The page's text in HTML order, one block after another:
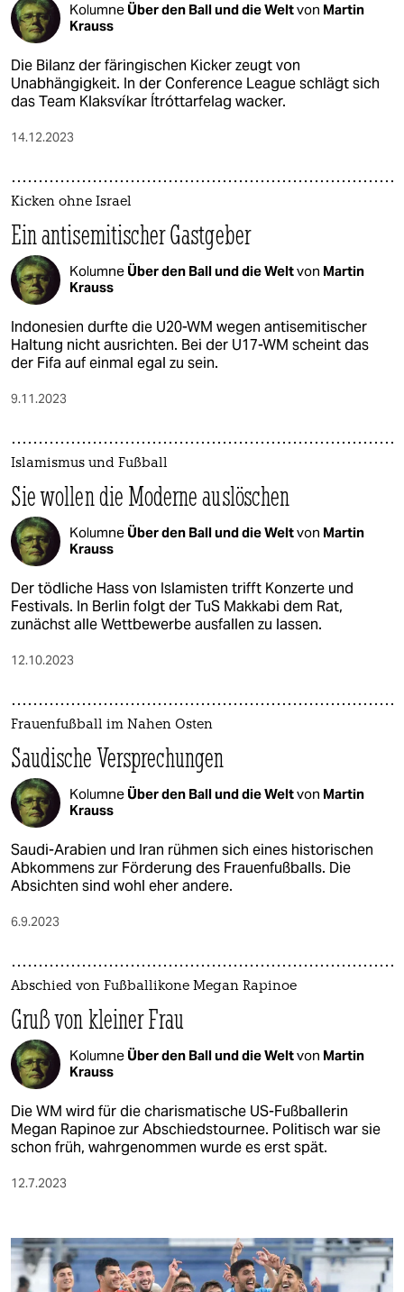
Kolumne Über den Ball und die Weltvon Martin
Krauss
Die Bilanz der färingischen Kicker zeugt von
Unabhängigkeit. In der Conference League schlägt sich
das Team Klaksvíkar Ítróttarfelag wacker.
14.12.2023
Kicken ohne Israel
Ein antisemitischer Gastgeber
Kolumne Über den Ball und die Weltvon Martin
Krauss
Indonesien durfte die U20-WM wegen antisemitischer
Haltung nicht ausrichten. Bei der U17-WM scheint das
der Fifa auf einmal egal zu sein.
9.11.2023
Islamismus und Fußball
Sie wollen die Moderne auslöschen
Kolumne Über den Ball und die Weltvon Martin
Krauss
Der tödliche Hass von Islamisten trifft Konzerte und
Festivals. In Berlin folgt der TuS Makkabi dem Rat,
zunächst alle Wettbewerbe ausfallen zu lassen.
12.10.2023
Frauenfußball im Nahen Osten
Saudische Versprechungen
Kolumne Über den Ball und die Weltvon Martin
Krauss
Saudi-Arabien und Iran rühmen sich eines historischen
Abkommens zur Förderung des Frauenfußballs. Die
Absichten sind wohl eher andere.
6.9.2023
Abschied von Fußballikone Megan Rapinoe
Gruß von kleiner Frau
Kolumne Über den Ball und die Weltvon Martin
Krauss
Die WM wird für die charismatische US-Fußballerin
Megan Rapinoe zur Abschiedstournee. Politisch war sie
schon früh, wahrgenommen wurde es erst spät.
12.7.2023